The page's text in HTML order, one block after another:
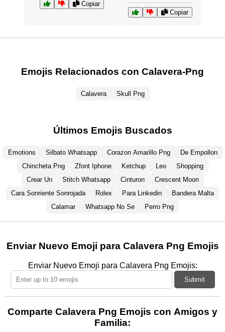
Copiar
Copiar
Emojis Relacionados con Calavera-Png
Calavera Skull Png
Últimos Emojis Buscados
Emotions Silbato Whatsapp Corazon Amarillo Png
De Empollon
Chincheta Png
Zfont Iphone Ketchup Leo
Shopping
Crear Un
Stitch Whatsapp Cinturon
Crescent Moon
Cara Sonriente Sonrojada
Rolex Para Linkedin
Bandera Malta
Calamar
Whatsapp No Se Perro Png
Enviar Nuevo Emoji para Calavera Png Emojis
Enviar Nuevo Emoji para Calavera Png Emojis:
Submit
Comparte Calavera Png Emojis con Amigos y
Familia: